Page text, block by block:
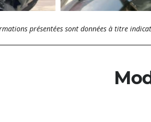
présentées sont données à titre